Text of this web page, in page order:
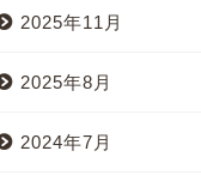
2025年11月
2025年8月
2024年7月